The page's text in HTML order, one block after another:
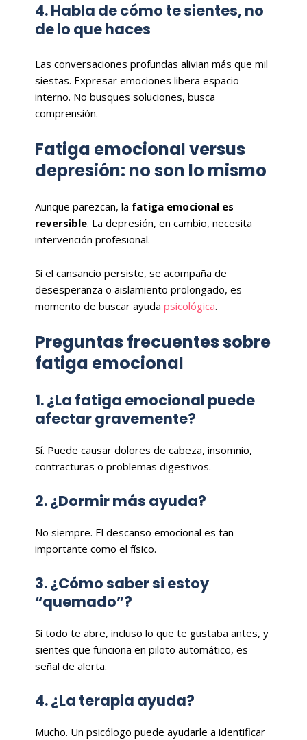
4. Habla de cómo te sientes, no
de lo que haces
Las conversaciones profundas alivian más que mil
siestas. Expresar emociones libera espacio
interno. No busques soluciones, busca
comprensión.
Fatiga emocional versus
depresión: no son lo mismo
Aunque parezcan, la fatiga emocional es
reversible. La depresión, en cambio, necesita
intervención profesional.
Si el cansancio persiste, se acompaña de
desesperanza o aislamiento prolongado, es
momento de buscar ayuda psicológica.
Preguntas frecuentes sobre
fatiga emocional
1. ¿La fatiga emocional puede
afectar gravemente?
Sí. Puede causar dolores de cabeza, insomnio,
contracturas o problemas digestivos.
2. ¿Dormir más ayuda?
No siempre. El descanso emocional es tan
importante como el físico.
3. ¿Cómo saber si estoy
“quemado”?
Si todo te abre, incluso lo que te gustaba antes, y
sientes que funciona en piloto automático, es
señal de alerta.
4. ¿La terapia ayuda?
Mucho. Un psicólogo puede ayudarle a identificar